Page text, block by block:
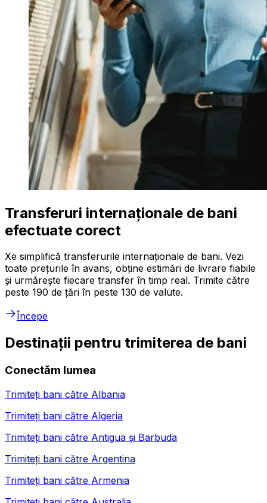
Transferuri internaționale de bani
efectuate corect
Xe simplifică transferurile internaționale de bani. Vezi
toate prețurile în avans, obține estimări de livrare fiabile
și urmărește fiecare transfer în timp real. Trimite către
peste 190 de țări în peste 130 de valute.
Începe
Destinații pentru trimiterea de bani
Conectăm lumea
Trimiteți bani către Albania
Trimiteți bani către Algeria
Trimiteți bani către Antigua și Barbuda
Trimiteți bani către Argentina
Trimiteți bani către Armenia